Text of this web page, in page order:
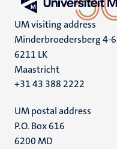
UM visiting address
Minderbroedersberg 4-6
6211 LK
Maastricht
+31 43 388 2222
UM postal address
P.O. Box 616
6200 MD